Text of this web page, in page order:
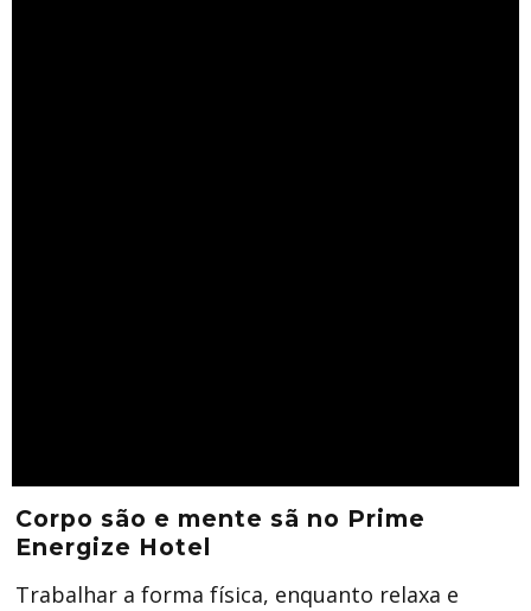
Corpo são e mente sã no Prime
Energize Hotel
Trabalhar a forma física, enquanto relaxa e